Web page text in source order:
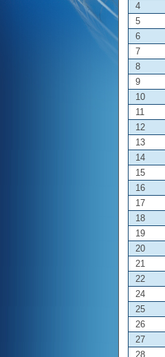
4
5
6
7
8
9
10
11
12
13
14
15
16
17
18
19
20
21
22
24
25
26
27
28